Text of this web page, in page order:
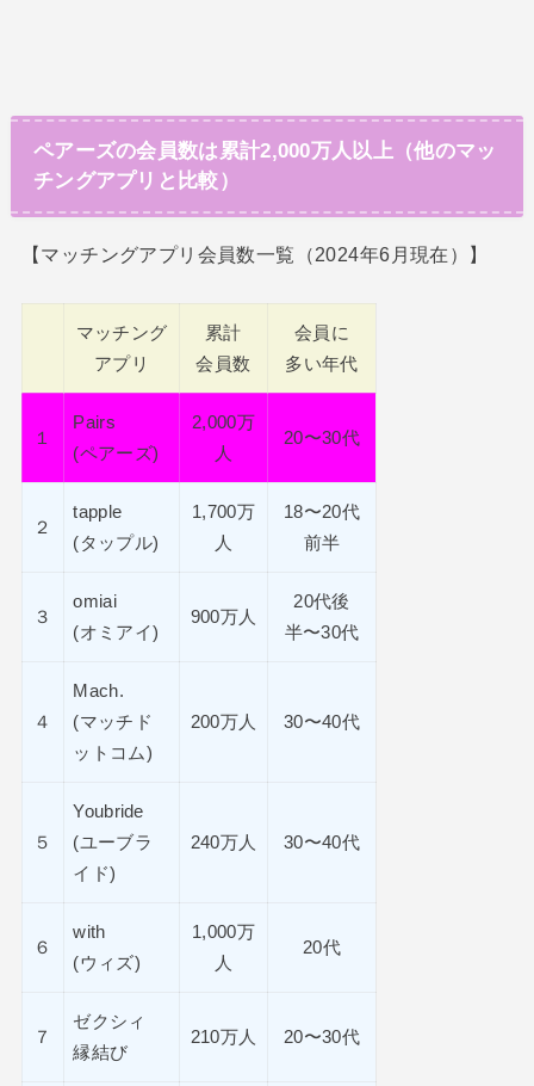
ペアーズの会員数は累計2,000万人以上（他のマッ
チングアプリと比較）
【マッチングアプリ会員数一覧（2024年6月現在）】
マッチング
アプリ
累計
会員数
会員に
多い年代
１
Pairs
(ペアーズ)
2,000万
人
20〜30代
２
tapple
(タップル)
1,700万
人
18〜20代
前半
３
omiai
(オミアイ)
900万人
20代後
半〜30代
４
Mach.
(マッチド
ットコム)
200万人 30〜40代
５
Youbride
(ユーブラ
イド)
240万人 30〜40代
６
with
(ウィズ)
1,000万
人
20代
７
ゼクシィ
縁結び
210万人 20〜30代